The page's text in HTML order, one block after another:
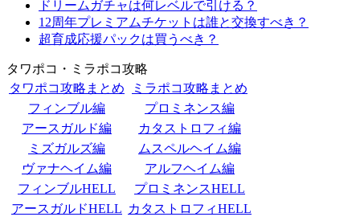
ドリームガチャは何レベルで引ける？
12周年プレミアムチケットは誰と交換すべき？
超育成応援パックは買うべき？
タワポコ・ミラポコ攻略
タワポコ攻略まとめ
ミラポコ攻略まとめ
フィンブル編
プロミネンス編
アースガルド編
カタストロフィ編
ミズガルズ編
ムスペルヘイム編
ヴァナヘイム編
アルフヘイム編
フィンブルHELL
プロミネンスHELL
アースガルドHELL カタストロフィHELL